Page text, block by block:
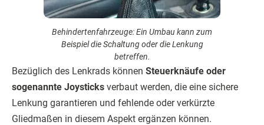
Behindertenfahrzeuge: Ein Umbau kann zum
Beispiel die Schaltung oder die Lenkung
betreffen.
Bezüglich des Lenkrads können Steuerknäufe oder
sogenannte Joysticks verbaut werden, die eine sichere
Lenkung garantieren und fehlende oder verkürzte
Gliedmaßen in diesem Aspekt ergänzen können.